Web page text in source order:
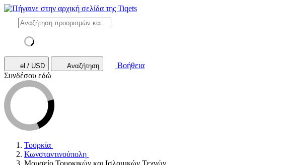
el / USD Αναζήτηση
Βοήθεια
Συνδέσου εδώ
Τουρκία
Κωνσταντινούπολη
Μουσείο Τουρκικών και Ισλαμικών Τεχνών